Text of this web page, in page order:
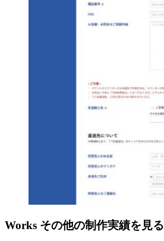
Works その他の制作実績を見る